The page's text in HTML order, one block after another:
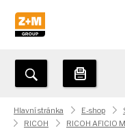
Hlavní stránka E-shop
RICOH
RICOH AFICIO